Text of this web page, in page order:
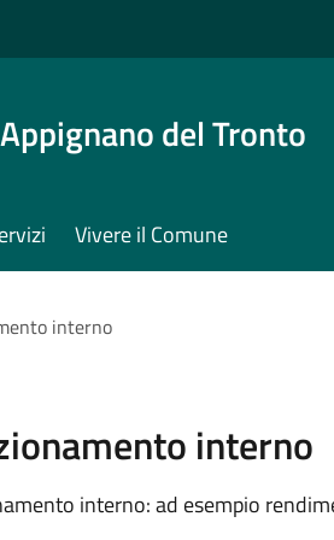
del Tronto
Vivere il Comune
interno
interno
interno: ad esempio